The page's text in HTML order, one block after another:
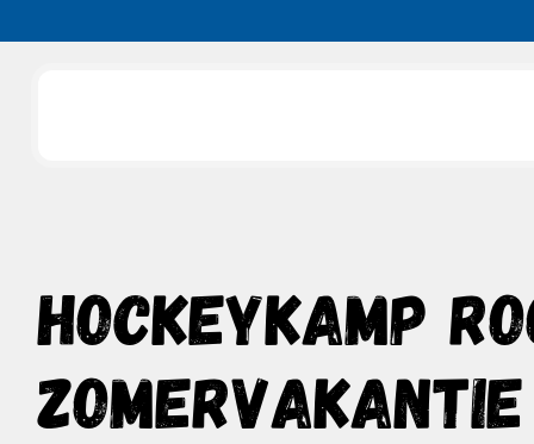
Slide 3 of 3.
HOCKEYKAMP